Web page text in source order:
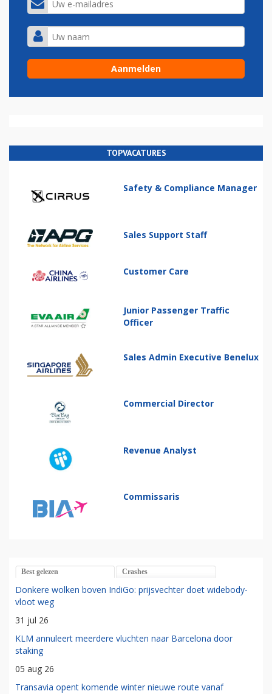
TOPVACATURES
Safety & Compliance Manager
Sales Support Staff
Customer Care
Junior Passenger Traffic
Officer
Sales Admin Executive Benelux
Commercial Director
Revenue Analyst
Commissaris
Best gelezen Crashes
Donkere wolken boven IndiGo: prijsvechter doet widebody-
vloot weg
31 jul 26
KLM annuleert meerdere vluchten naar Barcelona door
staking
05 aug 26
Transavia opent komende winter nieuwe route vanaf